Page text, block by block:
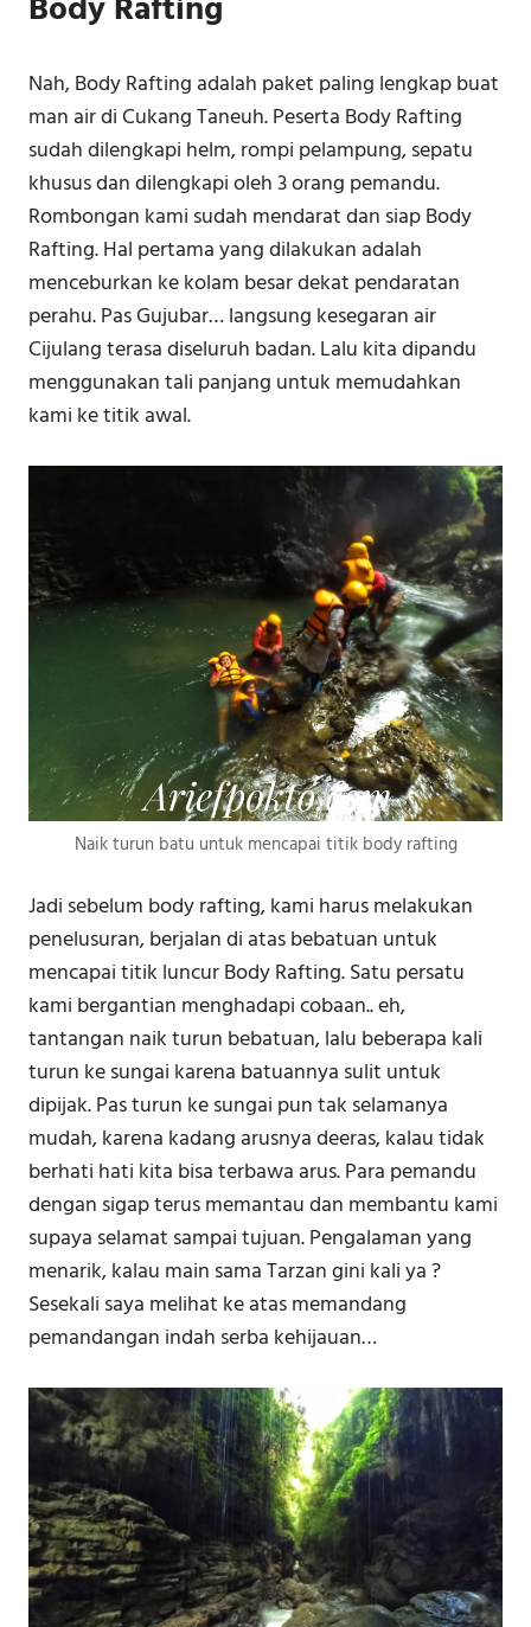
Nah, Body Rafting adalah paket paling lengkap buat
man air di Cukang Taneuh. Peserta Body Rafting
sudah dilengkapi helm, rompi pelampung, sepatu
khusus dan dilengkapi oleh 3 orang pemandu.
Rombongan kami sudah mendarat dan siap Body
Rafting. Hal pertama yang dilakukan adalah
menceburkan ke kolam besar dekat pendaratan
perahu. Pas Gujubar… langsung kesegaran air
Cijulang terasa diseluruh badan. Lalu kita dipandu
menggunakan tali panjang untuk memudahkan
kami ke titik awal.
Naik turun batu untuk mencapai titik body rafting
Jadi sebelum body rafting, kami harus melakukan
penelusuran, berjalan di atas bebatuan untuk
mencapai titik luncur Body Rafting. Satu persatu
kami bergantian menghadapi cobaan.. eh,
tantangan naik turun bebatuan, lalu beberapa kali
turun ke sungai karena batuannya sulit untuk
dipijak. Pas turun ke sungai pun tak selamanya
mudah, karena kadang arusnya deeras, kalau tidak
berhati hati kita bisa terbawa arus. Para pemandu
dengan sigap terus memantau dan membantu kami
supaya selamat sampai tujuan. Pengalaman yang
menarik, kalau main sama Tarzan gini kali ya ?
Sesekali saya melihat ke atas memandang
pemandangan indah serba kehijauan…